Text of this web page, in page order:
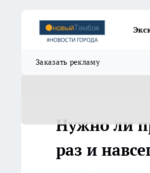
Заказать рекламу
Нужно ли
раз и